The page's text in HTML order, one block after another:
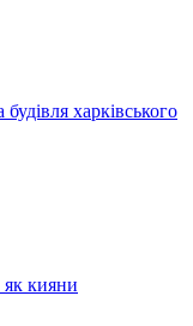
харківського
як кияни